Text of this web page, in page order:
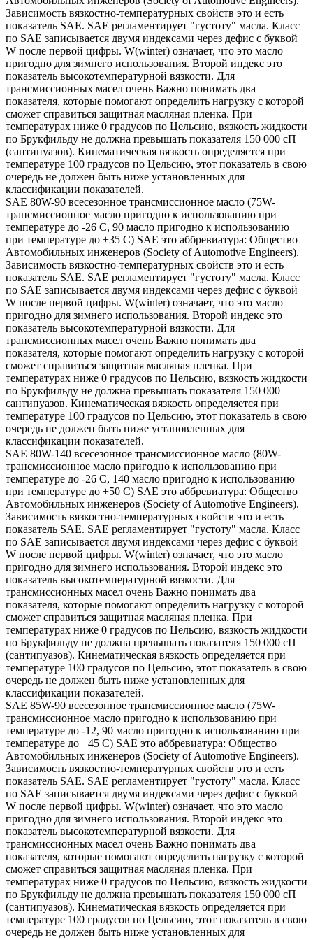
Зависимость вязкостно-температурных свойств это и есть
показатель SAE. SAE регламентирует "густоту" масла. Класс
по SAE записывается двумя индексами через дефис с буквой
W после первой цифры. W(winter) означает, что это масло
пригодно для зимнего использования. Второй индекс это
показатель высокотемпературной вязкости. Для
трансмиссионных масел очень Важно понимать два
показателя, которые помогают определить нагрузку с которой
сможет справиться защитная масляная пленка. При
температурах ниже 0 градусов по Цельсию, вязкость жидкости
по Брукфильду не должна превышать показателя 150 000 сП
(сантипуазов). Кинематическая вязкость определяется при
температуре 100 градусов по Цельсию, этот показатель в свою
очередь не должен быть ниже установленных для
классификации показателей.
SAE 80W-90 всесезонное трансмиссионное масло (75W-
трансмиссионное масло пригодно к использованию при
температуре до -26 С, 90 масло пригодно к использованию
при температуре до +35 С) SAE это аббревиатура: Общество
Автомобильных инженеров (Society of Automotive Engineers).
Зависимость вязкостно-температурных свойств это и есть
показатель SAE. SAE регламентирует "густоту" масла. Класс
по SAE записывается двумя индексами через дефис с буквой
W после первой цифры. W(winter) означает, что это масло
пригодно для зимнего использования. Второй индекс это
показатель высокотемпературной вязкости. Для
трансмиссионных масел очень Важно понимать два
показателя, которые помогают определить нагрузку с которой
сможет справиться защитная масляная пленка. При
температурах ниже 0 градусов по Цельсию, вязкость жидкости
по Брукфильду не должна превышать показателя 150 000
сантипуазов. Кинематическая вязкость определяется при
температуре 100 градусов по Цельсию, этот показатель в свою
очередь не должен быть ниже установленных для
классификации показателей.
SAE 80W-140 всесезонное трансмиссионное масло (80W-
трансмиссионное масло пригодно к использованию при
температуре до -26 С, 140 масло пригодно к использованию
при температуре до +50 С) SAE это аббревиатура: Общество
Автомобильных инженеров (Society of Automotive Engineers).
Зависимость вязкостно-температурных свойств это и есть
показатель SAE. SAE регламентирует "густоту" масла. Класс
по SAE записывается двумя индексами через дефис с буквой
W после первой цифры. W(winter) означает, что это масло
пригодно для зимнего использования. Второй индекс это
показатель высокотемпературной вязкости. Для
трансмиссионных масел очень Важно понимать два
показателя, которые помогают определить нагрузку с которой
сможет справиться защитная масляная пленка. При
температурах ниже 0 градусов по Цельсию, вязкость жидкости
по Брукфильду не должна превышать показателя 150 000 сП
(сантипуазов). Кинематическая вязкость определяется при
температуре 100 градусов по Цельсию, этот показатель в свою
очередь не должен быть ниже установленных для
классификации показателей.
SAE 85W-90 всесезонное трансмиссионное масло (75W-
трансмиссионное масло пригодно к использованию при
температуре до -12, 90 масло пригодно к использованию при
температуре до +45 С) SAE это аббревиатура: Общество
Автомобильных инженеров (Society of Automotive Engineers).
Зависимость вязкостно-температурных свойств это и есть
показатель SAE. SAE регламентирует "густоту" масла. Класс
по SAE записывается двумя индексами через дефис с буквой
W после первой цифры. W(winter) означает, что это масло
пригодно для зимнего использования. Второй индекс это
показатель высокотемпературной вязкости. Для
трансмиссионных масел очень Важно понимать два
показателя, которые помогают определить нагрузку с которой
сможет справиться защитная масляная пленка. При
температурах ниже 0 градусов по Цельсию, вязкость жидкости
по Брукфильду не должна превышать показателя 150 000 сП
(сантипуазов). Кинематическая вязкость определяется при
температуре 100 градусов по Цельсию, этот показатель в свою
очередь не должен быть ниже установленных для